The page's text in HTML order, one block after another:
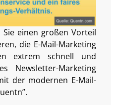
Sie einen großen Vorteil
die E-Mail-Marketing
extrem schnell und
Newsletter-Marketing
der modernen E-Mail-